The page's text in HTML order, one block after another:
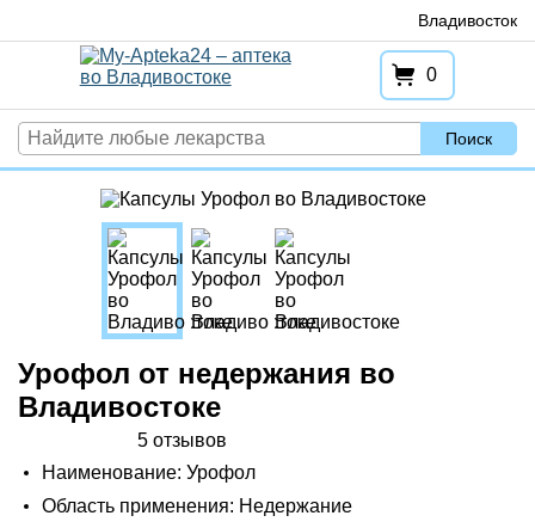
содержимому
Владивосток
0
Поиск
Урофол от недержания во
Владивостоке
5 отзывов
Наименование: Урофол
Область применения: Недержание